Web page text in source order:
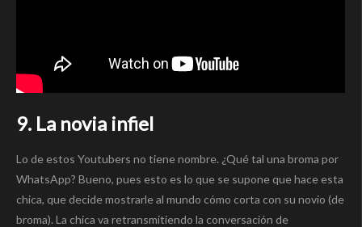
9. La novia infiel
Lo de estos Youtubers no tiene nombre. ¿Qué tal una broma por
WhatsApp? Bueno, pues esto es lo que se supone que hace esta
chica, que decide mostrarle al mundo cómo corta con su novio (de
broma). La chica va retransmitiendo la conversación de